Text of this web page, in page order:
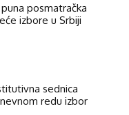
posmatračka
izbore u Srbiji
sednica
redu izbor